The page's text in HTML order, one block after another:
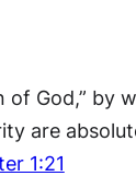
of God,”
are
1:21